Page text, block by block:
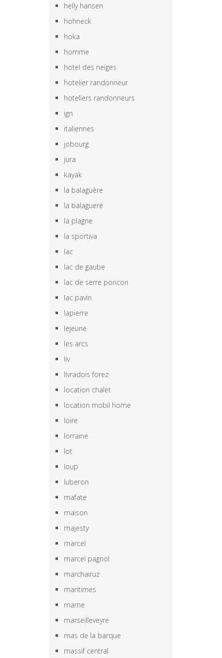
helly hansen
hohneck
hoka
homme
hotel des neiges
hotelier randonneur
hoteliers randonneurs
ign
italiennes
jobourg
jura
kayak
la balaguère
la balaguere
la plagne
la sportiva
lac
lac de gaube
lac de serre poncon
lac pavin
lapierre
lejeune
les arcs
liv
livradois forez
location chalet
location mobil home
loire
lorraine
lot
loup
luberon
mafate
maison
majesty
marcel
marcel pagnol
marchairuz
maritimes
marne
marseilleveyre
mas de la barque
massif central